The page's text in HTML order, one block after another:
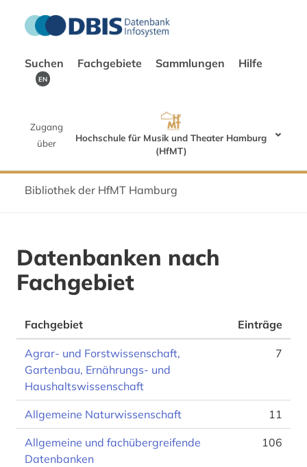
Suchen Fachgebiete Sammlungen Hilfe
EN
Zugang
über
Hochschule für Musik und Theater Hamburg
(HfMT)
Bibliothek der HfMT Hamburg
Datenbanken nach
Fachgebiet
Fachgebiet Einträge
Agrar- und Forstwissenschaft,
Gartenbau, Ernährungs- und
Haushaltswissenschaft
7
Allgemeine Naturwissenschaft 11
Allgemeine und fachübergreifende
Datenbanken
106